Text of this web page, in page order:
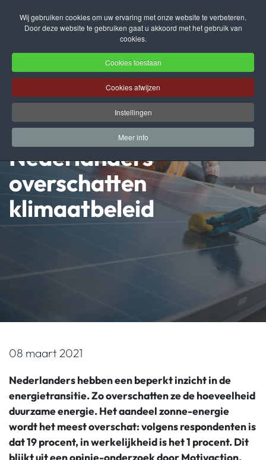
Wij gebruiken cookies om uw ervaring met onze website te verbeteren.
Door deze website te gebruiken gaat u akkoord met het gebruik van
cookies.
Cookies toestaan
Cookies afwijzen
Instellingen
Meer info
Terug naar hoofdinhoud
Nederlanders
overschatten
klimaatbeleid
08 maart 2021
Nederlanders hebben een beperkt inzicht in de
energietransitie. Zo overschatten ze de hoeveelheid
duurzame energie. Het aandeel zonne-energie
wordt het meest overschat: volgens respondenten is
dat 19 procent, in werkelijkheid is het 1 procent. Dit